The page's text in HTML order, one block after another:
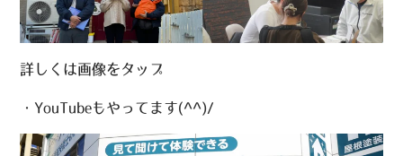
詳しくは画像をタップ
・YouTubeもやってます(^^)/